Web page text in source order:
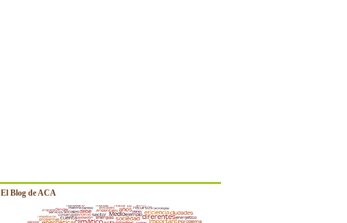
El Blog de ACA